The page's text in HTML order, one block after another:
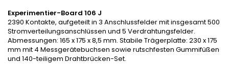
Experimentier-Board 106 J
2390 Kontakte, aufgeteilt in 3 Anschlussfelder mit insgesamt 500
Stromverteilungsanschlüssen und 5 Verdrahtungsfelder.
Abmessungen: 165 x 175 x 8,5 mm. Stabile Trägerplatte: 230 x 175
mm mit 4 Messgerätebuchsen sowie rutschfesten Gummifüßen
und 140-teiligem Drahtbrücken-Set.